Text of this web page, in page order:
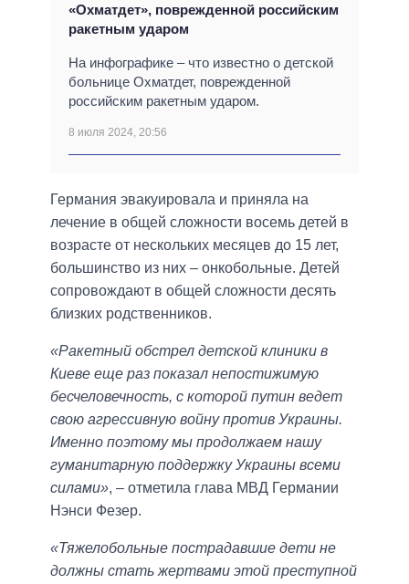
«Охматдет», поврежденной российским
ракетным ударом
На инфографике – что известно о детской
больнице Охматдет, поврежденной
российским ракетным ударом.
8 июля 2024, 20:56
Германия эвакуировала и приняла на
лечение в общей сложности восемь детей в
возрасте от нескольких месяцев до 15 лет,
большинство из них – онкобольные. Детей
сопровождают в общей сложности десять
близких родственников.
«Ракетный обстрел детской клиники в
Киеве еще раз показал непостижимую
бесчеловечность, с которой путин ведет
свою агрессивную войну против Украины.
Именно поэтому мы продолжаем нашу
гуманитарную поддержку Украины всеми
силами», – отметила глава МВД Германии
Нэнси Фезер.
«Тяжелобольные пострадавшие дети не
должны стать жертвами этой преступной